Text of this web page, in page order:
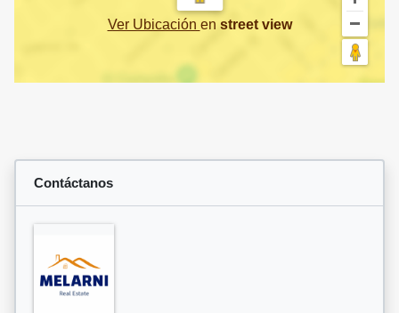
Ver Ubicación en street view
Contáctanos